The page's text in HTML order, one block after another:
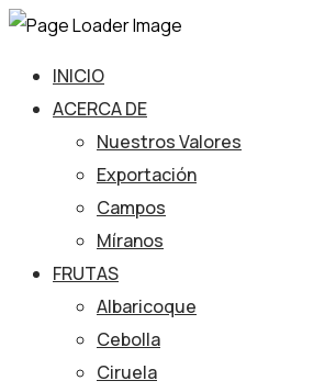
INICIO
ACERCA DE
Nuestros Valores
Exportación
Campos
Míranos
FRUTAS
Albaricoque
Cebolla
Ciruela